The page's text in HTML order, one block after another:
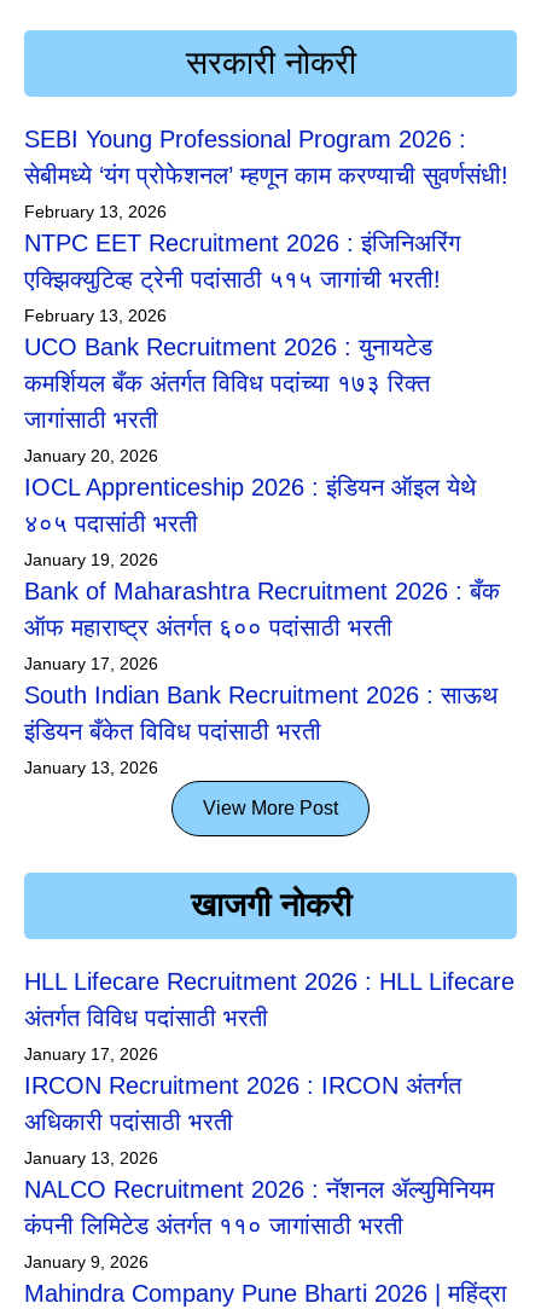
सरकारी नोकरी
SEBI Young Professional Program 2026 :
सेबीमध्ये ‘यंग प्रोफेशनल’ म्हणून काम करण्याची सुवर्णसंधी!
February 13, 2026
NTPC EET Recruitment 2026 : इंजिनिअरिंग
एक्झिक्युटिव्ह ट्रेनी पदांसाठी ५१५ जागांची भरती!
February 13, 2026
UCO Bank Recruitment 2026 : युनायटेड
कमर्शियल बँक अंतर्गत विविध पदांच्या १७३ रिक्त
जागांसाठी भरती
January 20, 2026
IOCL Apprenticeship 2026 : इंडियन ऑइल येथे
४०५ पदासांठी भरती
January 19, 2026
Bank of Maharashtra Recruitment 2026 : बँक
ऑफ महाराष्ट्र अंतर्गत ६०० पदांसाठी भरती
January 17, 2026
South Indian Bank Recruitment 2026 : साऊथ
इंडियन बँकेत विविध पदांसाठी भरती
January 13, 2026
View More Post
खाजगी नोकरी
HLL Lifecare Recruitment 2026 : HLL Lifecare
अंतर्गत विविध पदांसाठी भरती
January 17, 2026
IRCON Recruitment 2026 : IRCON अंतर्गत
अधिकारी पदांसाठी भरती
January 13, 2026
NALCO Recruitment 2026 : नॅशनल ॲल्युमिनियम
कंपनी लिमिटेड अंतर्गत ११० जागांसाठी भरती
January 9, 2026
Mahindra Company Pune Bharti 2026 | महिंद्रा